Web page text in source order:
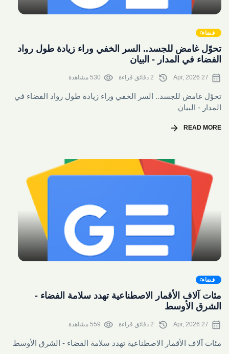
فضاء
تحوّل غامض للجسد.. السر الخفي وراء زيادة طول رواد
الفضاء في المدار - البيان
calendar_month
27 Apr, 2026
history
visibility 530 مشاهدة
تحوّل غامض للجسد.. السر الخفي وراء زيادة طول رواد الفضاء في
المدار - البيان
READ MORE
arrow_forward
فضاء
مئات آلاف الأقمار الاصطناعية تهدد سلامة الفضاء -
الشرق الأوسط
calendar_month
27 Apr, 2026
history
visibility 559 مشاهدة
مئات آلاف الأقمار الاصطناعية تهدد سلامة الفضاء - الشرق الأوسط